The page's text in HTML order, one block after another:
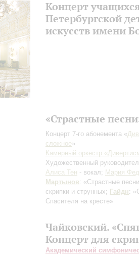
Концерт
Петербургской
искусств имени
«Страстные
Концерт 7-го абонемента «
сложное»
Камерный оркестр
Художественный
Алиса Тен - вокал; Мария
Мартынов: «Страстные
скрипки и струнных; Гайдн:
Спасителя на кресте»
Чайковский.
Концерт для
Академический